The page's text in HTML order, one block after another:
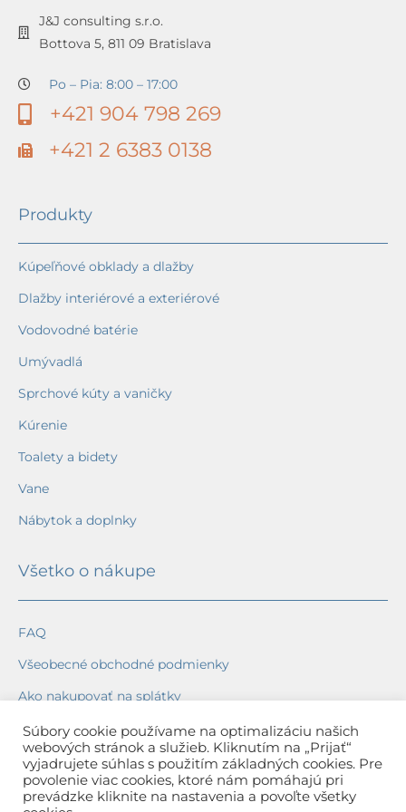
J&J consulting s.r.o.
Bottova 5, 811 09 Bratislava
Po – Pia: 8:00 – 17:00
+421 904 798 269
+421 2 6383 0138
Produkty
Kúpeľňové obklady a dlažby
Dlažby interiérové a exteriérové
Vodovodné batérie
Umývadlá
Sprchové kúty a vaničky
Kúrenie
Toalety a bidety
Vane
Nábytok a doplnky
Všetko o nákupe
FAQ
Všeobecné obchodné podmienky
Ako nakupovať na splátky
Ochrana osobných údajov
Reklamačný poriadok
Spôsob a cena dopravy
Súbory cookie používame na optimalizáciu našich
webových stránok a služieb. Kliknutím na „Prijať“
vyjadrujete súhlas s použitím základných cookies. Pre
povolenie viac cookies, ktoré nám pomáhajú pri
prevádzke kliknite na nastavenia a povoľte všetky